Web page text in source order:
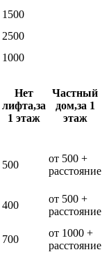
1500
2500
1000
Нет
лифта,за
1 этаж
Частный
дом,за 1
этаж
500
от 500 +
расстояние
400
от 500 +
расстояние
700
от 1000 +
расстояние